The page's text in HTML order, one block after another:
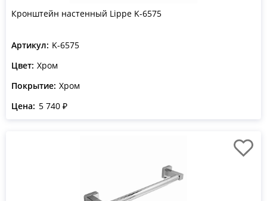
Кронштейн настенный Lippe K-6575
Артикул: K-6575
Цвет: Хром
Покрытие: Хром
Цена: 5 740 ₽